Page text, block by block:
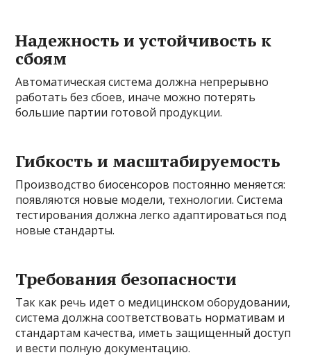
Надежность и устойчивость к
сбоям
Автоматическая система должна непрерывно
работать без сбоев, иначе можно потерять
большие партии готовой продукции.
Гибкость и масштабируемость
Производство биосенсоров постоянно меняется:
появляются новые модели, технологии. Система
тестирования должна легко адаптироваться под
новые стандарты.
Требования безопасности
Так как речь идет о медицинском оборудовании,
система должна соответствовать нормативам и
стандартам качества, иметь защищенный доступ
и вести полную документацию.